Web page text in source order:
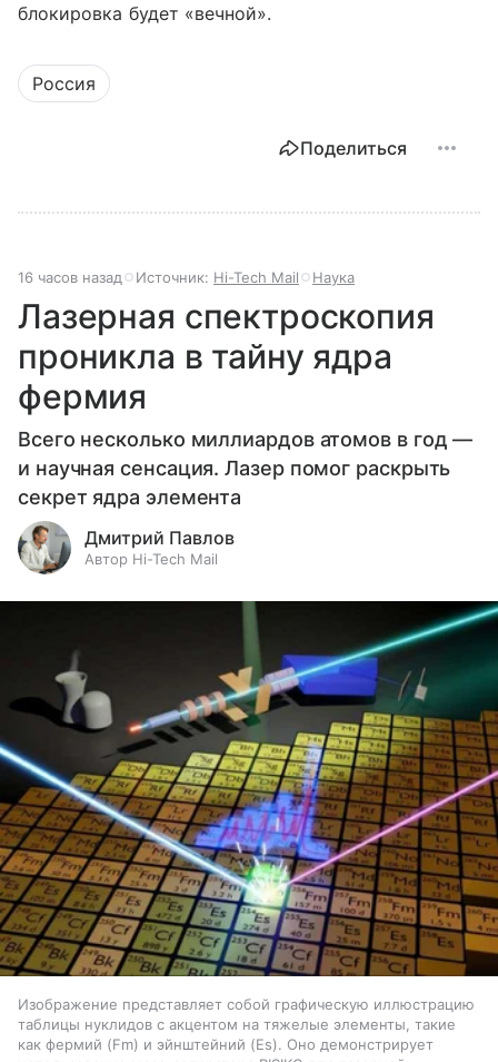
блокировка будет «вечной».
Россия
Поделиться
16 часов назад Источник: Hi-Tech Mail Наука
Лазерная спектроскопия
проникла в тайну ядра
фермия
Всего несколько миллиардов атомов в год —
и научная сенсация. Лазер помог раскрыть
секрет ядра элемента
Дмитрий Павлов
Автор Hi-Tech Mail
Изображение представляет собой графическую иллюстрацию
таблицы нуклидов с акцентом на тяжелые элементы, такие
как фермий (Fm) и эйнштейний (Es). Оно демонстрирует